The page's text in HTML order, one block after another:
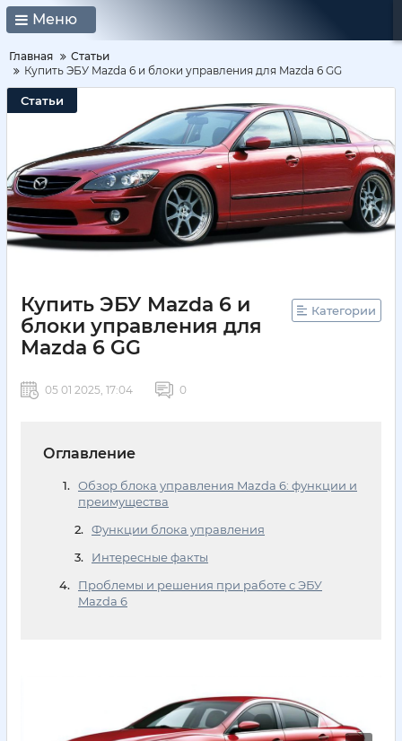
Меню
Главная
Статьи
Купить ЭБУ Mazda 6 и блоки управления для Mazda 6 GG
Статьи
Купить ЭБУ Mazda 6 и
блоки управления для
Mazda 6 GG
Категории
05 01 2025, 17:04 0
Оглавление
Обзор блока управления Mazda 6: функции и
преимущества
Функции блока управления
Интересные факты
Проблемы и решения при работе с ЭБУ
Mazda 6